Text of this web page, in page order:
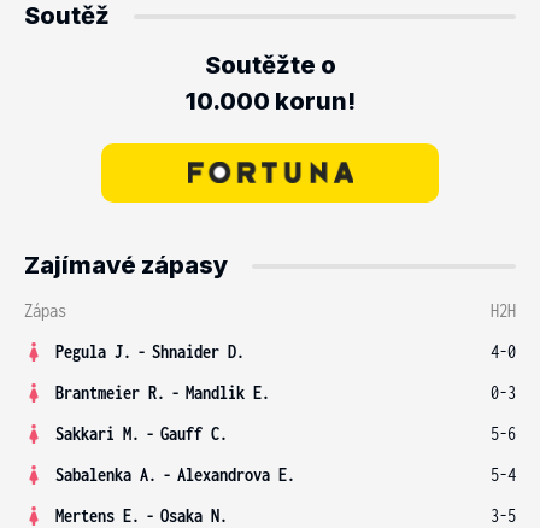
Soutěž
Soutěžte o
10.000 korun!
Zajímavé zápasy
Zápas
H2H
Pegula J. - Shnaider D.
4-0
Brantmeier R. - Mandlik E.
0-3
Sakkari M. - Gauff C.
5-6
Sabalenka A. - Alexandrova E.
5-4
Mertens E. - Osaka N.
3-5